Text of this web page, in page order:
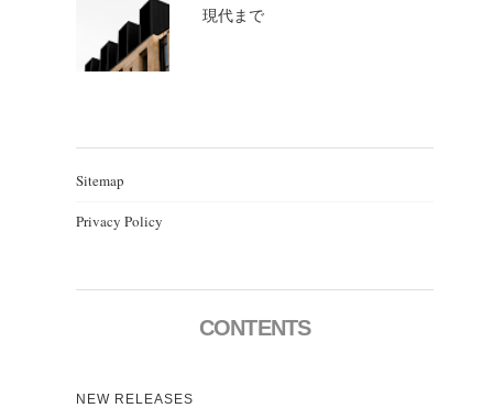
現代まで
Sitemap
Privacy Policy
CONTENTS
NEW RELEASES